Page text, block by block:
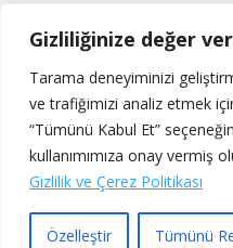
Gizliliğinize değer
Tarama deneyiminizi
ve trafiğimizi analiz etmek
“Tümünü Kabul Et”
kullanımımıza onay vermiş
Gizlilik ve Çerez Politikası
Özelleştir Tümünü